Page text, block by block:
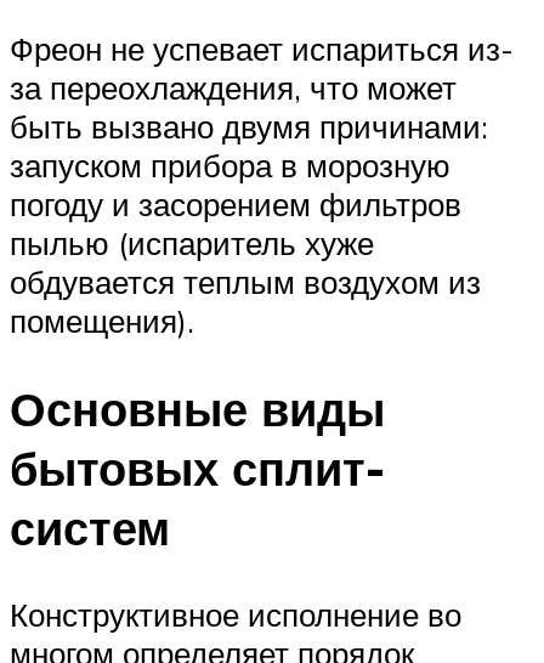
Фреон не успевает испариться из-
за переохлаждения, что может
быть вызвано двумя причинами:
запуском прибора в морозную
погоду и засорением фильтров
пылью (испаритель хуже
обдувается теплым воздухом из
помещения).
Основные виды
бытовых сплит-
систем
Конструктивное исполнение во
многом определяет порядок